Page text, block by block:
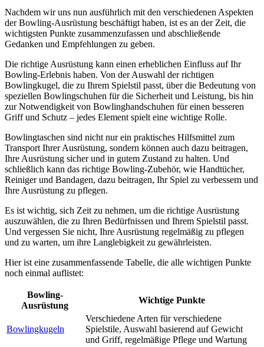
Nachdem wir uns nun ausführlich mit den verschiedenen Aspekten
der Bowling-Ausrüstung beschäftigt haben, ist es an der Zeit, die
wichtigsten Punkte zusammenzufassen und abschließende
Gedanken und Empfehlungen zu geben.
Die richtige Ausrüstung kann einen erheblichen Einfluss auf Ihr
Bowling-Erlebnis haben. Von der Auswahl der richtigen
Bowlingkugel, die zu Ihrem Spielstil passt, über die Bedeutung von
speziellen Bowlingschuhen für die Sicherheit und Leistung, bis hin
zur Notwendigkeit von Bowlinghandschuhen für einen besseren
Griff und Schutz – jedes Element spielt eine wichtige Rolle.
Bowlingtaschen sind nicht nur ein praktisches Hilfsmittel zum
Transport Ihrer Ausrüstung, sondern können auch dazu beitragen,
Ihre Ausrüstung sicher und in gutem Zustand zu halten. Und
schließlich kann das richtige Bowling-Zubehör, wie Handtücher,
Reiniger und Bandagen, dazu beitragen, Ihr Spiel zu verbessern und
Ihre Ausrüstung zu pflegen.
Es ist wichtig, sich Zeit zu nehmen, um die richtige Ausrüstung
auszuwählen, die zu Ihren Bedürfnissen und Ihrem Spielstil passt.
Und vergessen Sie nicht, Ihre Ausrüstung regelmäßig zu pflegen
und zu warten, um ihre Langlebigkeit zu gewährleisten.
Hier ist eine zusammenfassende Tabelle, die alle wichtigen Punkte
noch einmal auflistet:
Bowling-
Ausrüstung
Wichtige Punkte
Bowlingkugeln
Verschiedene Arten für verschiedene
Spielstile, Auswahl basierend auf Gewicht
und Griff, regelmäßige Pflege und Wartung